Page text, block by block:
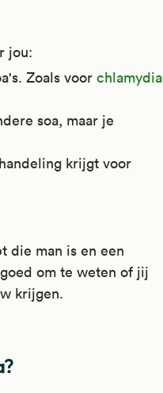
jou:
Zoals voor chlamydia
soa, maar je
krijgt voor
die man is en een
om te weten of jij
krijgen.